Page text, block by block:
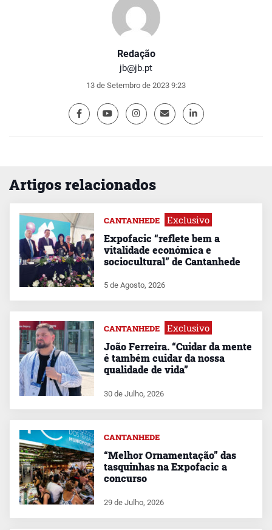
Redação
jb@jb.pt
13 de Setembro de 2023 9:23
Artigos relacionados
CANTANHEDE Exclusivo
Expofacic “reflete bem a
vitalidade económica e
sociocultural” de Cantanhede
5 de Agosto, 2026
CANTANHEDE Exclusivo
João Ferreira. “Cuidar da mente
é também cuidar da nossa
qualidade de vida”
30 de Julho, 2026
CANTANHEDE
“Melhor Ornamentação” das
tasquinhas na Expofacic a
concurso
29 de Julho, 2026